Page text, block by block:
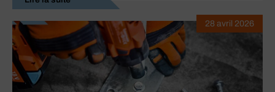
28 avril 2026